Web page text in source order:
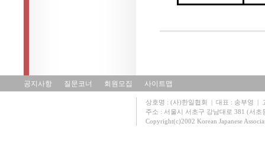
공지사항 질문코너 회원모집 사이트맵
상호명 : (사)한일협회 | 대표 : 송부영 |
주소 : 서울시 서초구 강남대로 381 (서
Copyright(c)2002 Korean Japanese